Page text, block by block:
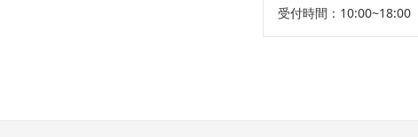
受付時間：10:00~18:00